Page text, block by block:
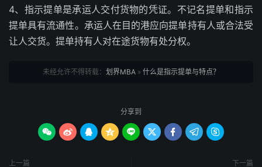
4、指示提单是承运人交付货物的凭证。不记名提单和指示
提单具有流通性。承运人在目的港应向提单持有人或合法受
让人交货。提单持有人对在途货物有处分权。
未经允许不得转载： 划界MBA» 什么是指示提单与特点？
分享到
        
上一篇 下一篇